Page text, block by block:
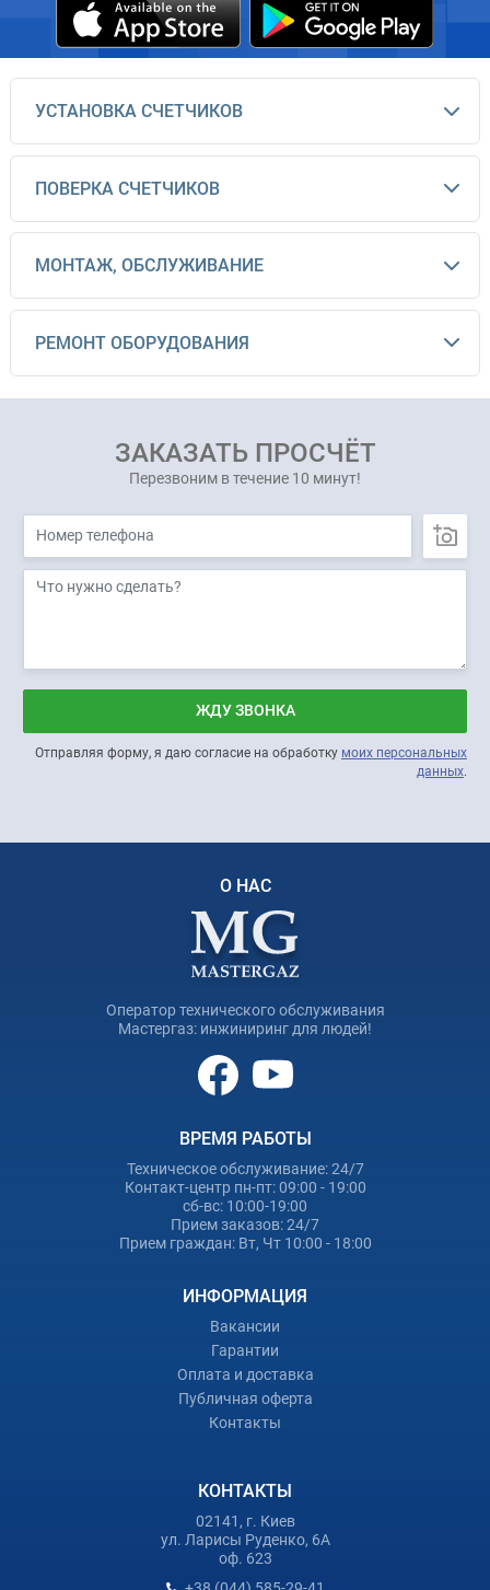
УСТАНОВКА СЧЕТЧИКОВ
ПОВЕРКА СЧЕТЧИКОВ
МОНТАЖ, ОБСЛУЖИВАНИЕ
РЕМОНТ ОБОРУДОВАНИЯ
ЗАКАЗАТЬ ПРОСЧЁТ
Перезвоним в течение 10 минут!
ЖДУ ЗВОНКА
Отправляя форму, я даю согласие на обработку моих персональных
данных.
О НАС
Оператор технического обслуживания
Мастергаз: инжиниринг для людей!
ВРЕМЯ РАБОТЫ
Техническое обслуживание: 24/7
Контакт-центр пн-пт: 09:00 - 19:00
сб-вс: 10:00-19:00
Прием заказов: 24/7
Прием граждан: Вт, Чт 10:00 - 18:00
ИНФОРМАЦИЯ
Вакансии
Гарантии
Оплата и доставка
Публичная оферта
Контакты
КОНТАКТЫ
02141, г. Киев
ул. Ларисы Руденко, 6А
оф. 623